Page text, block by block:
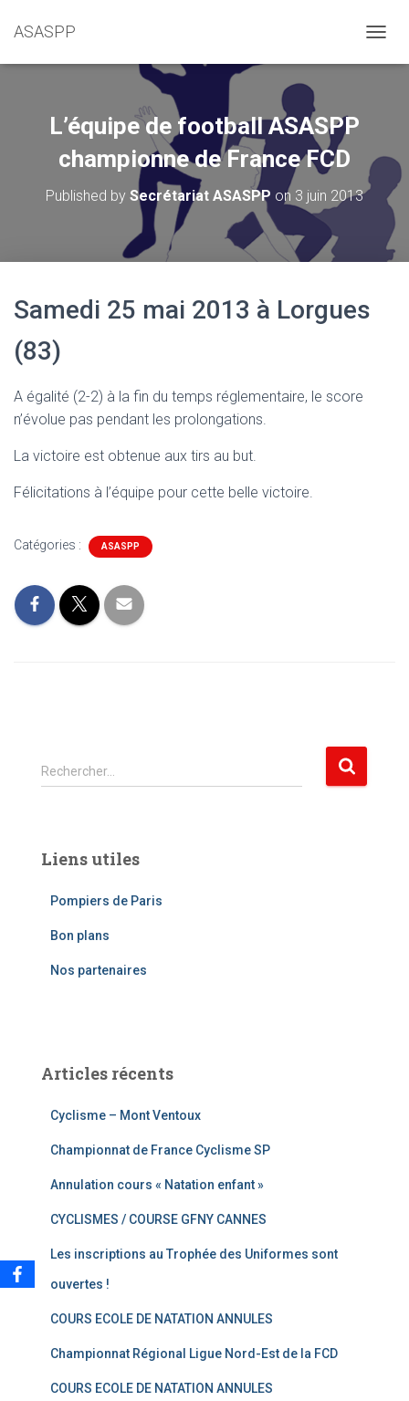
ASASPP
L’équipe de football ASASPP
championne de France FCD
Published by Secrétariat ASASPP on 3 juin 2013
Samedi 25 mai 2013 à Lorgues
(83)
A égalité (2-2) à la fin du temps réglementaire, le score
n’évolue pas pendant les prolongations.
La victoire est obtenue aux tirs au but.
Félicitations à l’équipe pour cette belle victoire.
Catégories : ASASPP
R
e
r
Rechercher…
Liens utiles
Pompiers de Paris
Bon plans
Nos partenaires
Articles récents
Cyclisme – Mont Ventoux
Championnat de France Cyclisme SP
Annulation cours « Natation enfant »
CYCLISMES / COURSE GFNY CANNES
Les inscriptions au Trophée des Uniformes sont
ouvertes !
COURS ECOLE DE NATATION ANNULES
Championnat Régional Ligue Nord-Est de la FCD
COURS ECOLE DE NATATION ANNULES